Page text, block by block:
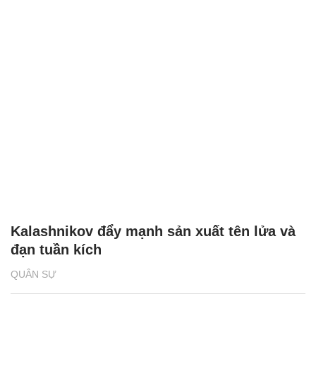
QUÂN SỰ
Kalashnikov đẩy mạnh sản xuất tên lửa và
đạn tuần kích